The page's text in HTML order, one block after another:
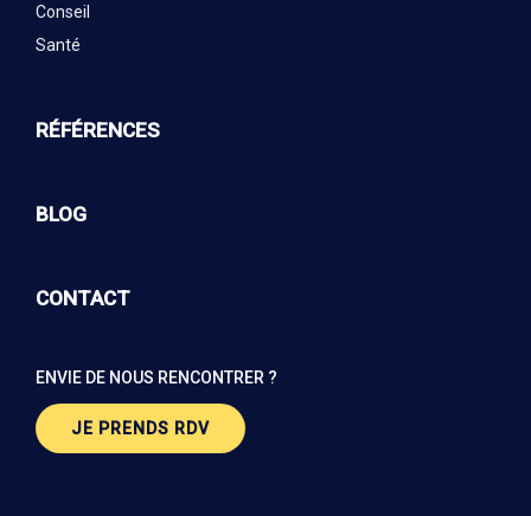
Conseil
Santé
RÉFÉRENCES
BLOG
CONTACT
ENVIE DE NOUS RENCONTRER ?
JE PRENDS RDV